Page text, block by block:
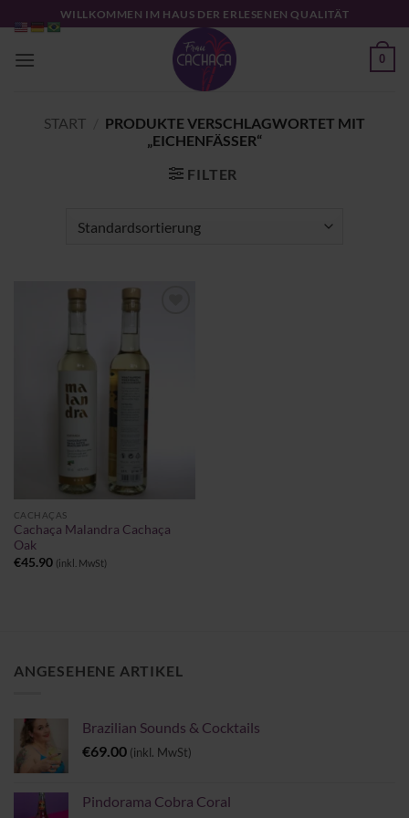
Inhalt
springen
WILLKOMMEN IM HAUS DER ERLESENEN QUALITÄT
0
START
PRODUKTE VERSCHLAGWORTET MIT
„EICHENFÄSSER“
FILTER
hinzufügen
CACHAÇAS
Cachaça Malandra Cachaça
Oak
€45.90 (inkl. MwSt)
ANGESEHENE ARTIKEL
Brazilian Sounds & Cocktails
€69.00 (inkl. MwSt)
Pindorama Cobra Coral